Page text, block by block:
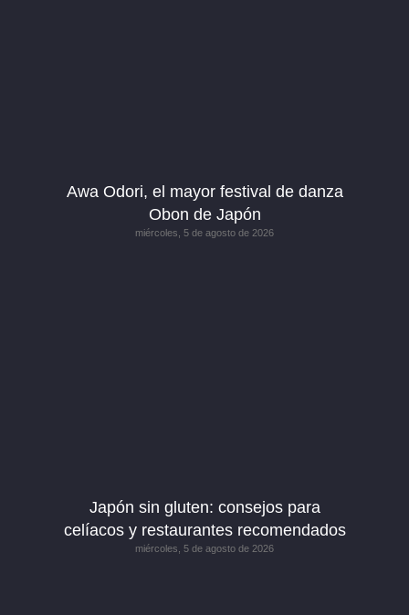
Awa Odori, el mayor festival de danza
Obon de Japón
miércoles, 5 de agosto de 2026
Japón sin gluten: consejos para
celíacos y restaurantes recomendados
miércoles, 5 de agosto de 2026